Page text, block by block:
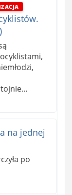
na jednej
po